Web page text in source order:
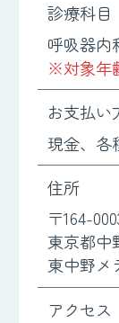
診療科目
呼吸器内
※対象年
お支払い
現金、各
住所
〒164-
東京都中
東中野メ
アクセス